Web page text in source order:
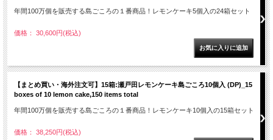
年間100万個を販売する島ごころの１番商品！レモンケーキ5個入の24箱セット
価格： 30,600円(税込)
【まとめ買い・海外注文可】15箱:瀬戸田レモンケーキ島ごころ10個入 (DP)_15
boxes of 10 lemon cake,150 items total
年間100万個を販売する島ごころの１番商品！レモンケーキ10個入の15箱セット
価格： 38,250円(税込)